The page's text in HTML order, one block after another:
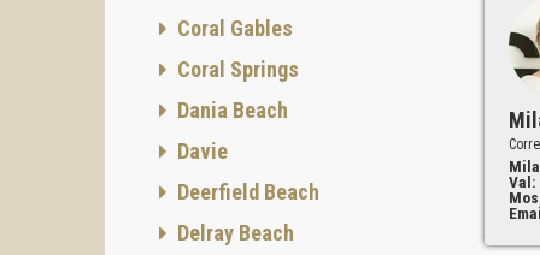
En el
del
El
una
El
A
Val:
Coral Gables
Coral Springs
Dania Beach
Davie
Deerfield Beach
Delray Beach